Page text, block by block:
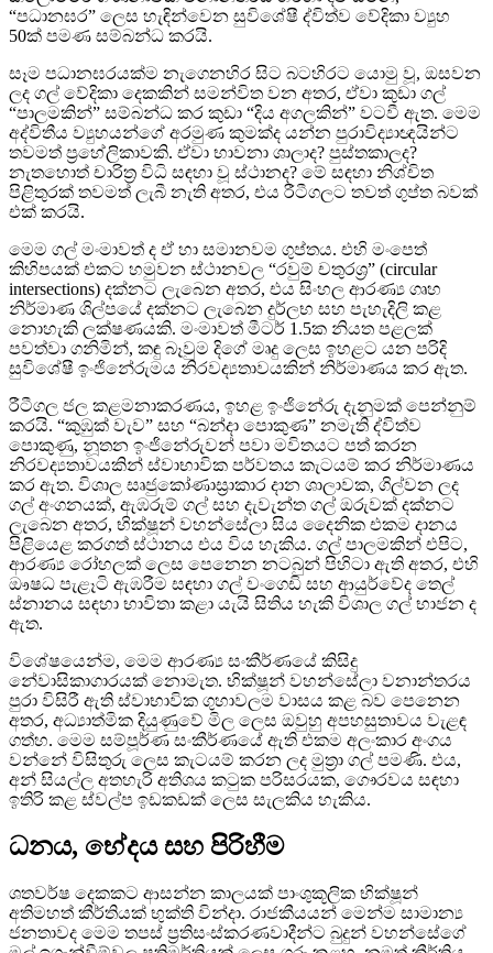
“පධානඝර” ලෙස හැඳින්වෙන සුවිශේෂී ද්විත්ව වේදිකා ව්‍යුහ
50ක් පමණ සම්බන්ධ කරයි.
සෑම පධානඝරයක්ම නැගෙනහිර සිට බටහිරට යොමු වූ, ඔසවන
ලද ගල් වේදිකා දෙකකින් සමන්විත වන අතර, ඒවා කුඩා ගල්
“පාලමකින්” සම්බන්ධ කර කුඩා “දිය අගලකින්” වටවී ඇත. මෙම
අද්විතීය ව්‍යුහයන්ගේ අරමුණ කුමක්ද යන්න පුරාවිද්‍යාඥයින්ට
තවමත් ප්‍රහේලිකාවකි. ඒවා භාවනා ශාලාද? පුස්තකාලද?
නැතහොත් චාරිත්‍ර විධි සඳහා වූ ස්ථානද? මේ සඳහා නිශ්චිත
පිළිතුරක් තවමත් ලැබී නැති අතර, එය රීටීගලට තවත් ගුප්ත බවක්
එක් කරයි.
මෙම ගල් මංමාවත් ද ඒ හා සමානවම ගුප්තය. එහි මංපෙත්
කිහිපයක් එකට හමුවන ස්ථානවල “රවුම් චතුරශ්‍ර” (circular
intersections) දක්නට ලැබෙන අතර, එය සිංහල ආරණ්‍ය ගෘහ
නිර්මාණ ශිල්පයේ දක්නට ලැබෙන දුර්ලභ සහ පැහැදිලි කළ
නොහැකි ලක්ෂණයකි. මංමාවත් මීටර් 1.5ක නියත පළලක්
පවත්වා ගනිමින්, කඳු බෑවුම දිගේ මෘදු ලෙස ඉහළට යන පරිදි
සුවිශේෂී ඉංජිනේරුමය නිරවද්‍යතාවයකින් නිර්මාණය කර ඇත.
රීටීගල ජල කළමනාකරණය, ඉහළ ඉංජිනේරු දැනුමක් පෙන්නුම්
කරයි. “කුඹුක් වැව” සහ “බන්දා පොකුණ” නමැති ද්විත්ව
පොකුණු, නූතන ඉංජිනේරුවන් පවා මවිතයට පත් කරන
නිරවද්‍යතාවයකින් ස්වාභාවික පර්වතය කැටයම් කර නිර්මාණය
කර ඇත. විශාල සෘජුකෝණාස්‍රාකාර දාන ශාලාවක, ගිල්වන ලද
ගල් අංගනයක්, ඇඹරුම් ගල් සහ දැවැන්ත ගල් ඔරුවක් දක්නට
ලැබෙන අතර, භික්ෂූන් වහන්සේලා සිය දෛනික එකම දානය
පිළියෙළ කරගත් ස්ථානය එය විය හැකිය. ගල් පාලමකින් එපිට,
ආරණ්‍ය රෝහලක් ලෙස පෙනෙන නටබුන් පිහිටා ඇති අතර, එහි
ඖෂධ පැළෑටි ඇඹරීම සඳහා ගල් වංගෙඩි සහ ආයුර්වේද තෙල්
ස්නානය සඳහා භාවිතා කළා යැයි සිතිය හැකි විශාල ගල් භාජන ද
ඇත.
විශේෂයෙන්ම, මෙම ආරණ්‍ය සංකීර්ණයේ කිසිදු
නේවාසිකාගාරයක් නොමැත. භික්ෂූන් වහන්සේලා වනාන්තරය
පුරා විසිරී ඇති ස්වාභාවික ගුහාවලම වාසය කළ බව පෙනෙන
අතර, අධ්‍යාත්මික දියුණුවේ මිල ලෙස ඔවුහු අපහසුතාවය වැළඳ
ගත්හ. මෙම සම්පූර්ණ සංකීර්ණයේ ඇති එකම අලංකාර අංගය
වන්නේ විසිතුරු ලෙස කැටයම් කරන ලද මුත්‍රා ගල් පමණි. එය,
අන් සියල්ල අතහැරි අතිශය කටුක පරිසරයක, ගෞරවය සඳහා
ඉතිරි කළ ස්වල්ප ඉඩකඩක් ලෙස සැලකිය හැකිය.
ධනය, භේදය සහ පිරිහීම
ශතවර්ෂ දෙකකට ආසන්න කාලයක් පාංශුකූලික භික්ෂූන්
අතිමහත් කීර්තියක් භුක්ති වින්දා. රාජකීයයන් මෙන්ම සාමාන්‍ය
ජනතාවද මෙම තපස් ප්‍රතිසංස්කරණවාදීන්ට බුදුන් වහන්සේගේ